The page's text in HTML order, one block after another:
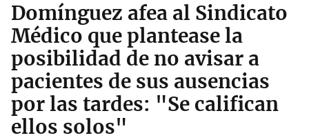
Domínguez afea al Sindicato
Médico que plantease la
posibilidad de no avisar a
pacientes de sus ausencias
por las tardes: "Se califican
ellos solos"